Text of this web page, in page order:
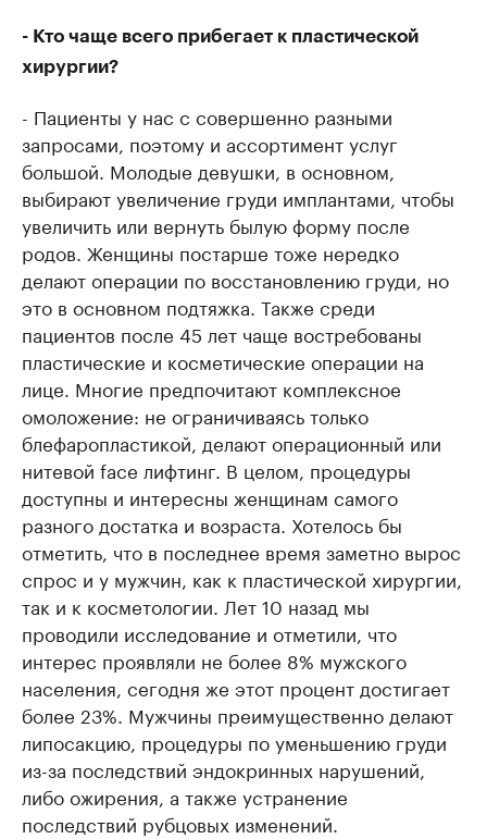
- Кто чаще всего прибегает к пластической
хирургии?
- Пациенты у нас с совершенно разными
запросами, поэтому и ассортимент услуг
большой. Молодые девушки, в основном,
выбирают увеличение груди имплантами, чтобы
увеличить или вернуть былую форму после
родов. Женщины постарше тоже нередко
делают операции по восстановлению груди, но
это в основном подтяжка. Также среди
пациентов после 45 лет чаще востребованы
пластические и косметические операции на
лице. Многие предпочитают комплексное
омоложение: не ограничиваясь только
блефаропластикой, делают операционный или
нитевой face лифтинг. В целом, процедуры
доступны и интересны женщинам самого
разного достатка и возраста. Хотелось бы
отметить, что в последнее время заметно вырос
спрос и у мужчин, как к пластической хирургии,
так и к косметологии. Лет 10 назад мы
проводили исследование и отметили, что
интерес проявляли не более 8% мужского
населения, сегодня же этот процент достигает
более 23%. Мужчины преимущественно делают
липосакцию, процедуры по уменьшению груди
из-за последствий эндокринных нарушений,
либо ожирения, а также устранение
последствий рубцовых изменений.